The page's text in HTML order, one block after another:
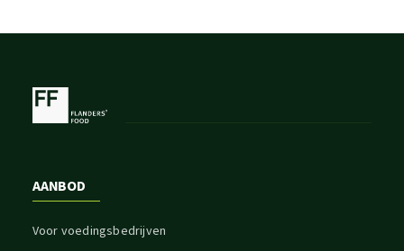
AANBOD
Voor voedingsbedrijven